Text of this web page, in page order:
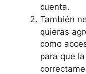
cuenta.
También
quieras
como
para que